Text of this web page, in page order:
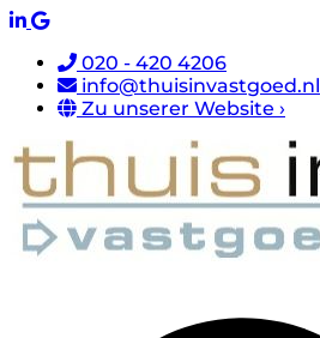
020 - 420 4206
info@thuisinvastgoed.nl
Zu unserer Website ›